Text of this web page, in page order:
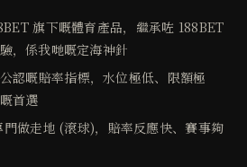
旗下嘅體育產品，繼承咗 188BET
，係我哋嘅定海神針
認嘅賠率指標，水位極低、限額極
首選
做走地 (滾球)，賠率反應快、賽事夠